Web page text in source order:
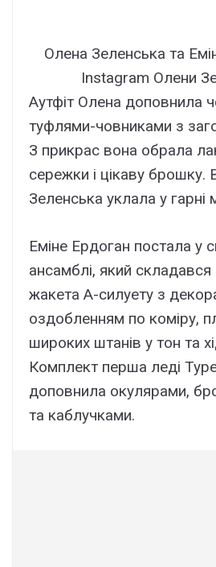
Олена Зеленська та
Instagram Олени
Аутфіт Олена доповнила
туфлями-човниками з
З прикрас вона обрала
сережки і цікаву брошку.
Зеленська уклала у гарні
Еміне Ердоган постала у
ансамблі, який
жакета А-силуету з
оздобленням по коміру,
широких штанів у тон та
Комплект перша леді
доповнила окулярами,
та каблучками.